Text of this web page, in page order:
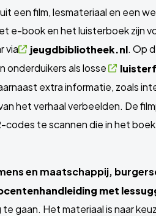
een film, lesmateriaal en een
e-book en het luisterboek zijn
via
jeugdbibliotheek.nl. Op
onderduikers als losse
extra informatie, zoals
het verhaal verbeelden. De
codes te scannen die in het
en maatschappij,
met
te gaan. Het materiaal is naar